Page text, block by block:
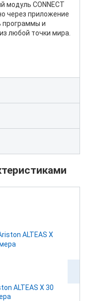
модуль CONNECT
через приложение
программы и
любой точки мира.
ALTEAS Х 30